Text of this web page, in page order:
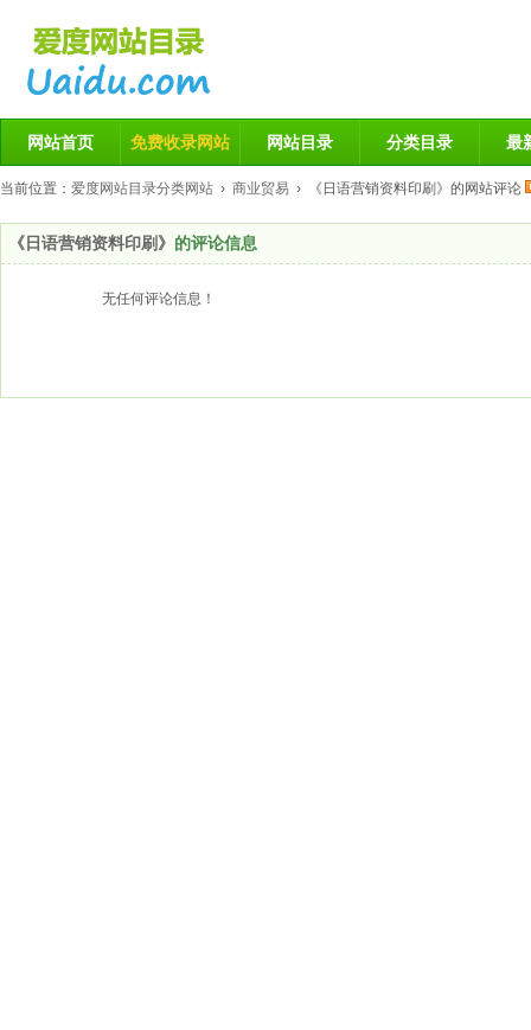
网站首页 免费收录网站 网站目录 分类目录 最
当前位置： 爱度网站目录分类网站 › 商业贸易 › 《日语营销资料印刷》的网站评论
《日语营销资料印刷》 的评论信息
无任何评论信息！